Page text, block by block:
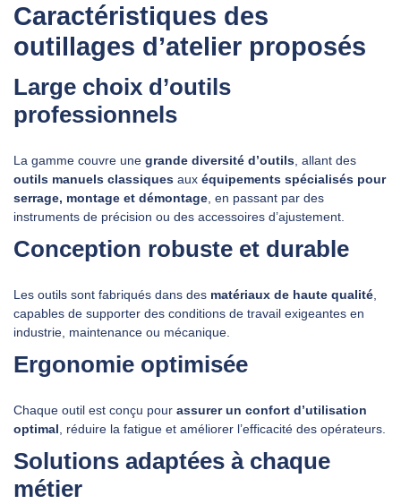
Caractéristiques des
outillages d’atelier proposés
Large choix d’outils
professionnels
La gamme couvre une grande diversité d’outils , allant des
outils manuels classiques aux équipements spécialisés pour
serrage, montage et démontage , en passant par des
instruments de précision ou des accessoires d’ajustement.
Conception robuste et durable
Les outils sont fabriqués dans des matériaux de haute qualité
capables de supporter des conditions de travail exigeantes en
industrie, maintenance ou mécanique.
Ergonomie optimisée
Chaque outil est conçu pour assurer un confort d’utilisation
optimal , réduire la fatigue et améliorer l’efficacité des opérateurs.
Solutions adaptées à chaque
métier